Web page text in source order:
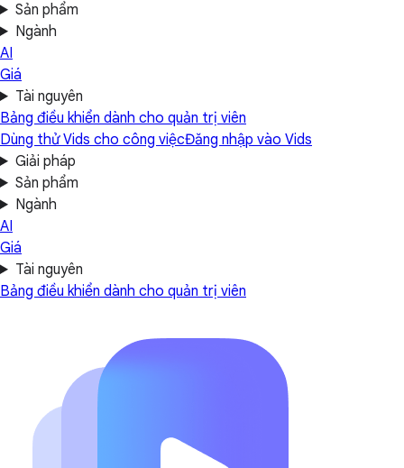
Sản phẩm
Ngành
AI
Giá
Tài nguyên
Bảng điều khiển dành cho quản trị viên
Dùng thử Vids cho công việcĐăng nhập vào Vids
Giải pháp
Sản phẩm
Ngành
AI
Giá
Tài nguyên
Bảng điều khiển dành cho quản trị viên